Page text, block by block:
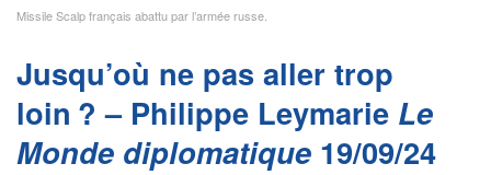
Missile Scalp français abattu par l’armée russe.
Jusqu’où ne pas aller trop
loin ? – Philippe Leymarie Le
Monde diplomatique 19/09/24